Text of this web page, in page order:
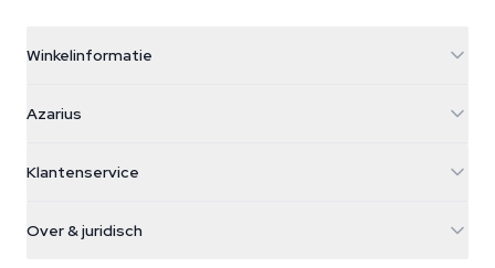
Winkelinformatie
Galvaniweg 11
Nederland
+31(0)204897914
Azarius
Smokeshop
Klantenservice
Retourbeleid
Over & juridisch